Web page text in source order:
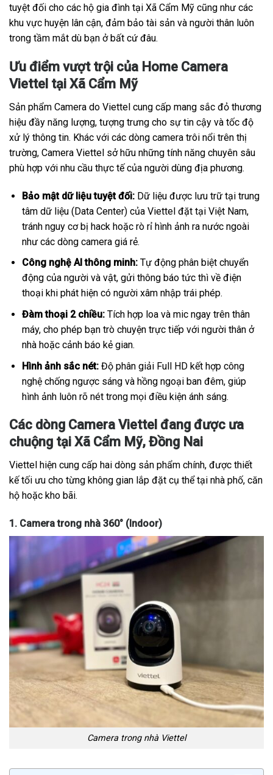
tuyệt đối cho các hộ gia đình tại Xã Cẩm Mỹ cũng như các
khu vực huyện lân cận, đảm bảo tài sản và người thân luôn
trong tầm mắt dù bạn ở bất cứ đâu.
Ưu điểm vượt trội của Home Camera
Viettel tại Xã Cẩm Mỹ
Sản phẩm Camera do Viettel cung cấp mang sắc đỏ thương
hiệu đầy năng lượng, tượng trưng cho sự tin cậy và tốc độ
xử lý thông tin. Khác với các dòng camera trôi nổi trên thị
trường, Camera Viettel sở hữu những tính năng chuyên sâu
phù hợp với nhu cầu thực tế của người dùng địa phương.
Bảo mật dữ liệu tuyệt đối:Dữ liệu được lưu trữ tại trung
tâm dữ liệu (Data Center) của Viettel đặt tại Việt Nam,
tránh nguy cơ bị hack hoặc rò rỉ hình ảnh ra nước ngoài
như các dòng camera giá rẻ.
Công nghệ AI thông minh:Tự động phân biệt chuyển
động của người và vật, gửi thông báo tức thì về điện
thoại khi phát hiện có người xâm nhập trái phép.
Đàm thoại 2 chiều:Tích hợp loa và mic ngay trên thân
máy, cho phép bạn trò chuyện trực tiếp với người thân ở
nhà hoặc cảnh báo kẻ gian.
Hình ảnh sắc nét:Độ phân giải Full HD kết hợp công
nghệ chống ngược sáng và hồng ngoại ban đêm, giúp
hình ảnh luôn rõ nét trong mọi điều kiện ánh sáng.
Các dòng Camera Viettel đang được ưa
chuộng tại Xã Cẩm Mỹ, Đồng Nai
Viettel hiện cung cấp hai dòng sản phẩm chính, được thiết
kế tối ưu cho từng không gian lắp đặt cụ thể tại nhà phố, căn
hộ hoặc kho bãi.
1. Camera trong nhà 360° (Indoor)
Camera trong nhà Viettel